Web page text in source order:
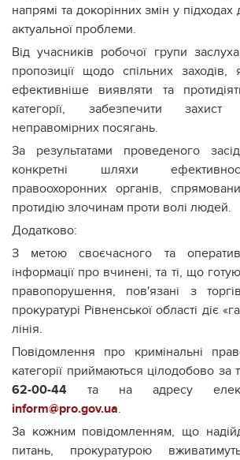
напрямі та докорінних змін у підходах
актуальної проблеми.
Від учасників робочої групи
пропозиції щодо спільних заходів,
ефективніше виявляти та
категорії, забезпечити
неправомірних посягань.
За результатами проведеного
конкретні шляхи
правоохоронних органів,
протидію злочинам проти волі людей.
Додатково:
З метою своєчасного та
інформації про вчинені, та ті, що
правопорушення, пов'язані з
прокуратурі Рівненської області діє
лінія.
Повідомлення про кримінальні
категорії приймаються цілодобово
62-00-44 та на адресу
inform@pro.gov.ua.
За кожним повідомленням, що
питань, прокуратурою